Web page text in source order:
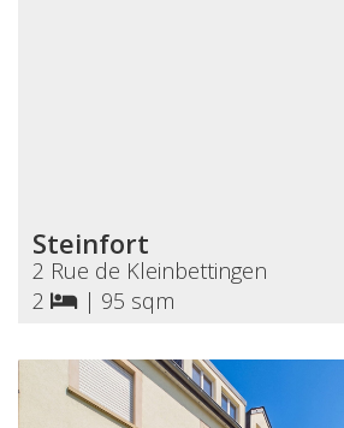
Steinfort
2 Rue de Kleinbettingen
2
| 95 sqm